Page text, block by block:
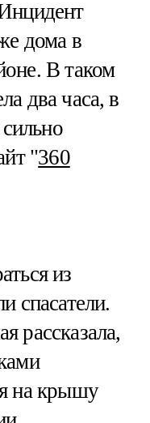
дома в
В таком
два часа, в
сильно
"360
из
спасатели.
рассказала,
на крышу